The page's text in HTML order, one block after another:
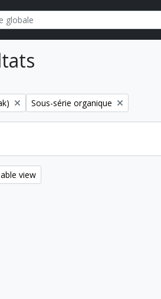
Remove filter:
Sous-série organique
view